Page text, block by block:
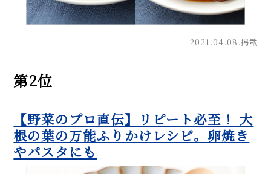
2021.04.08.掲載
第2位
【野菜のプロ直伝】リピート必至！ 大
根の葉の万能ふりかけレシピ。卵焼き
やパスタにも